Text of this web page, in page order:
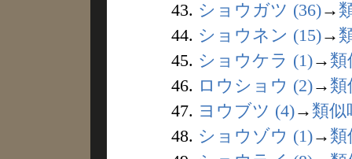
43. ショウガツ (36)→
44. ショウネン (15)→
45. ショウケラ (1)→ 類
46. ロウショウ (2)→ 類
47. ヨウブツ (4)→ 類似
48. ショウゾウ (1)→ 類